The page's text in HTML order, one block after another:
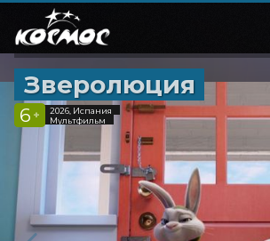
Зверолюция
6 +
2026, Испания
Мультфильм